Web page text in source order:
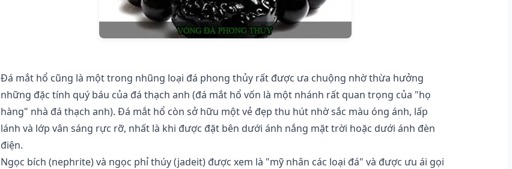
Đá mắt hổ cũng là một trong nhũng loại đá phong thủy rất được ưa chuộng nhờ thừa hưởng
những đặc tính quý báu của đá thạch anh (đá mắt hổ vốn là một nhánh rất quan trọng của "họ
hàng" nhà đá thạch anh). Đá mắt hổ còn sở hữu một vẻ đẹp thu hút nhờ sắc màu óng ánh, lấp
lánh và lớp vân sáng rực rỡ, nhất là khi được đặt bên dưới ánh nắng mặt trời hoặc dưới ánh đèn
điện.
Ngọc bích (nephrite) và ngọc phỉ thúy (jadeit) được xem là "mỹ nhân các loại đá" và được ưu ái gọi